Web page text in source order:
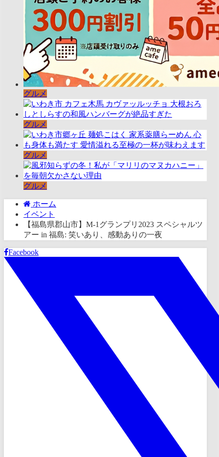
グルメ
グルメ
グルメ
グルメ
ホーム
イベント
【福島県郡山市】M-1グランプリ2023 スペシャルツ
アー in 福島: 笑いあり、感動ありの一夜
Facebook